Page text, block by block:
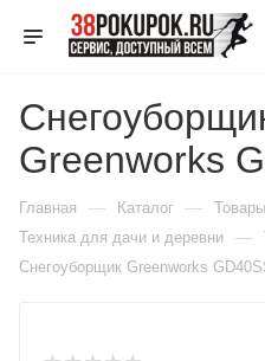
Greenworks
Главная — Каталог —
Техника для дачи и деревни —
Снегоуборщик Greenworks